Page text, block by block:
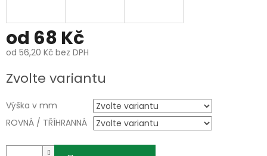
od 68 Kč
od 56,20 Kč bez DPH
cena:
Zvolte variantu
Výška v mm
ROVNÁ / TŘÍHRANNÁ